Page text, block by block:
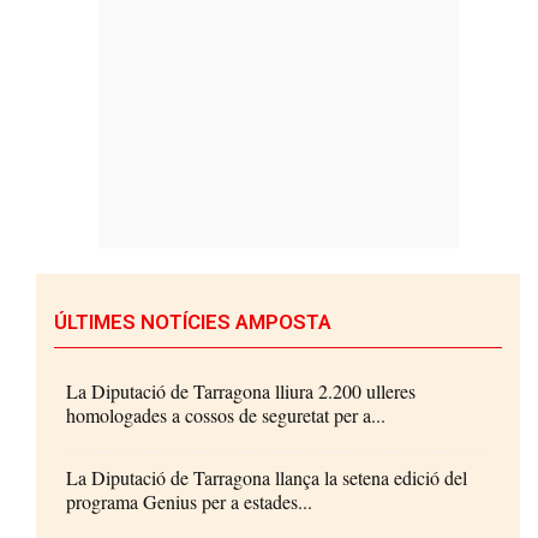
ÚLTIMES NOTÍCIES AMPOSTA
La Diputació de Tarragona lliura 2.200 ulleres
homologades a cossos de seguretat per a...
La Diputació de Tarragona llança la setena edició del
programa Genius per a estades...